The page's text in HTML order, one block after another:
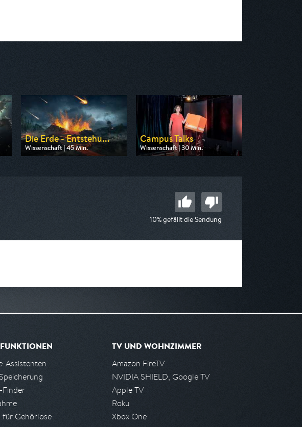
Die Erde - Entstehu...
Wissenschaft | 45 Min.
Ausgestrahlt von ZDF info
Campus Talks
Wissenschaft | 30 Min.
Ausgestrahlt von ARD alpha
10% gefällt die Sendung
Assistenten
Finder
Gehörlose
TV UND WOHNZIMMER
Amazon FireTV
NVIDIA SHIELD, Google TV
Apple TV
Roku
Xbox One